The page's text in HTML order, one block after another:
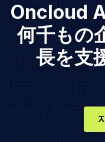
Oncloud
何千もの
長を支